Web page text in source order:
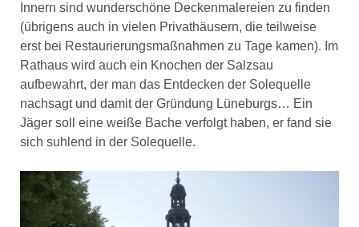
Innern sind wunderschöne Deckenmalereien zu finden
(übrigens auch in vielen Privathäusern, die teilweise
erst bei Restaurierungsmaßnahmen zu Tage kamen). Im
Rathaus wird auch ein Knochen der Salzsau
aufbewahrt, der man das Entdecken der Solequelle
nachsagt und damit der Gründung Lüneburgs… Ein
Jäger soll eine weiße Bache verfolgt haben, er fand sie
sich suhlend in der Solequelle.